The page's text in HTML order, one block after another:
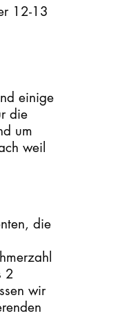
12-13
einige
die
um
weil
die
2
wir
& TRANSFER